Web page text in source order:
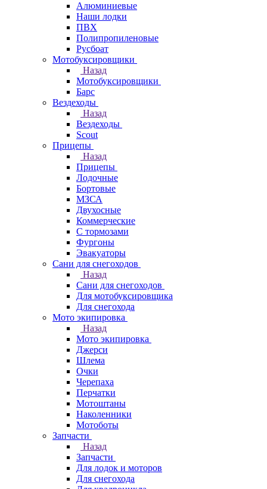
Алюминиевые
Наши лодки
ПВХ
Полипропиленовые
Русбоат
Мотобуксировщики
Назад
Мотобуксировщики
Барс
Вездеходы
Назад
Вездеходы
Scout
Прицепы
Назад
Прицепы
Лодочные
Бортовые
МЗСА
Двухосные
Коммерческие
С тормозами
Фургоны
Эвакуаторы
Сани для снегоходов
Назад
Сани для снегоходов
Для мотобуксировщика
Для снегохода
Мото экипировка
Назад
Мото экипировка
Джерси
Шлема
Очки
Черепаха
Перчатки
Мотоштаны
Наколенники
Мотоботы
Запчасти
Назад
Запчасти
Для лодок и моторов
Для снегохода